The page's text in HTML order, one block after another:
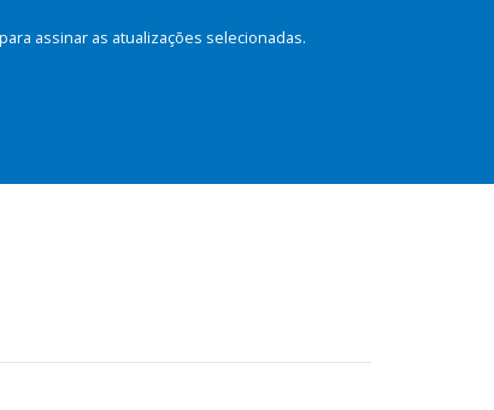
assinar as atualizações selecionadas.